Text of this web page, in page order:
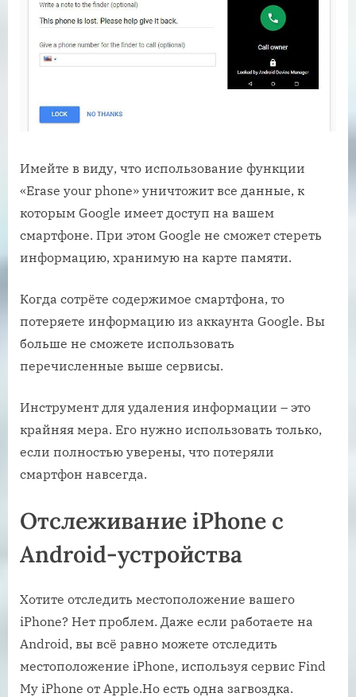
Имейте в виду, что использование функции
«Erase your phone» уничтожит все данные, к
которым Google имеет доступ на вашем
смартфоне. При этом Google не сможет стереть
информацию, хранимую на карте памяти.
Когда сотрёте содержимое смартфона, то
потеряете информацию из аккаунта Google. Вы
больше не сможете использовать
перечисленные выше сервисы.
Инструмент для удаления информации – это
крайняя мера. Его нужно использовать только,
если полностью уверены, что потеряли
смартфон навсегда.
Отслеживание iPhone с
Android-устройства
Хотите отследить местоположение вашего
iPhone? Нет проблем. Даже если работаете на
Android, вы всё равно можете отследить
местоположение iPhone, используя сервис Find
My iPhone от Apple.Но есть одна загвоздка.